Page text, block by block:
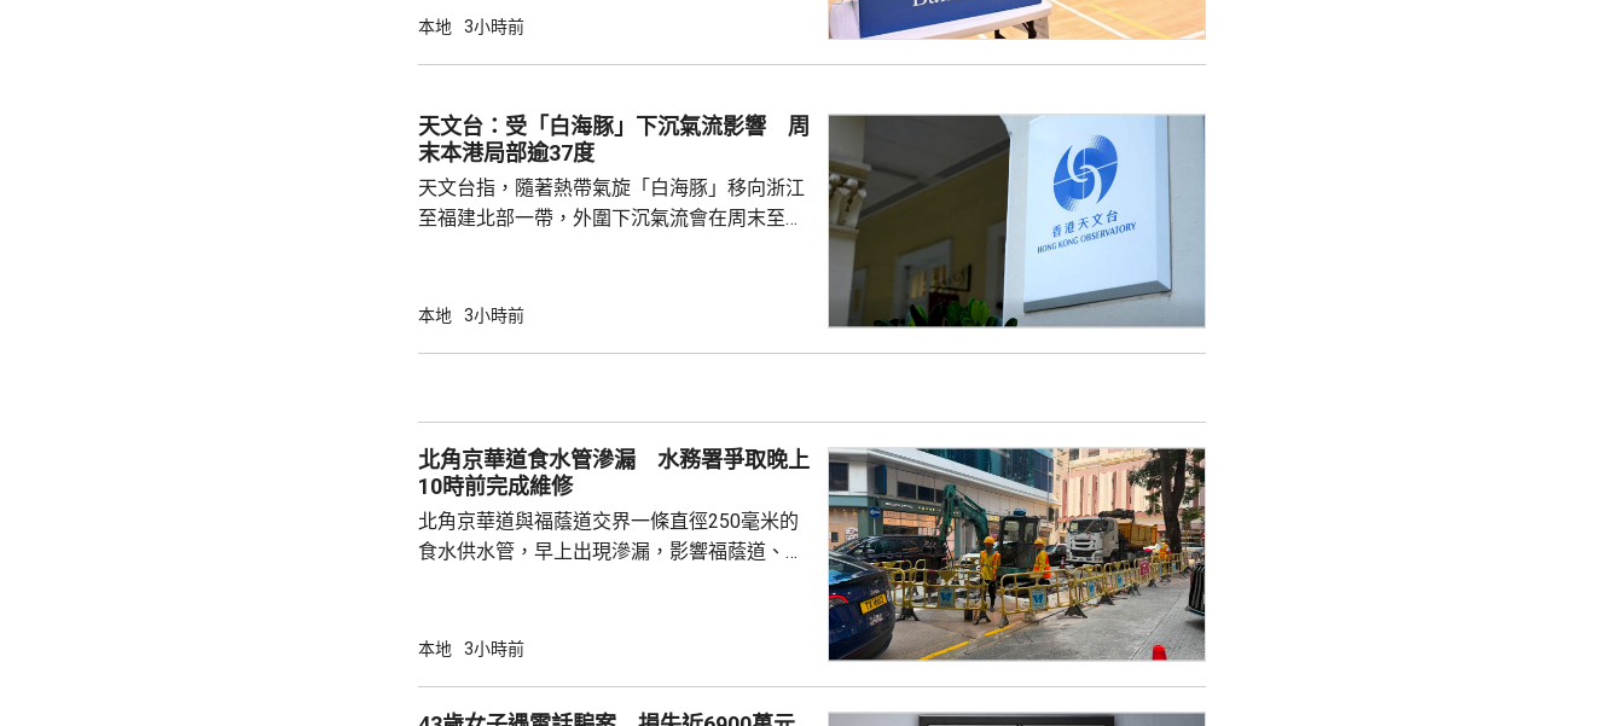
今日刊憲。 選舉的提名期將於10月7日開始，
公布相關細節。政府會繼續與選舉管理委員會
緊密合作，積極進行籌備工作，務求令到選舉
本地 3小時前
天文台：受「白海豚」下沉氣流影響 周
末本港局部逾37度
天文台指，隨著熱帶氣旋「白海豚」移向浙江
至福建北部一帶，外圍下沉氣流會在周末至下
天氣持續。天文台呼籲市民留意身體健康狀
本地 3小時前
北角京華道食水管滲漏 水務署爭取晚上
10時前完成維修
北角京華道與福蔭道交界一條直徑250毫米的
食水供水管，早上出現滲漏，影響福蔭道、京
外，福蔭道、京華道及宏安道一帶用戶的食水
本地 3小時前